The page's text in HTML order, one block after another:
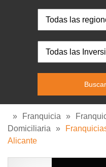
» Franquicia »
Domiciliaria
»
Alicante